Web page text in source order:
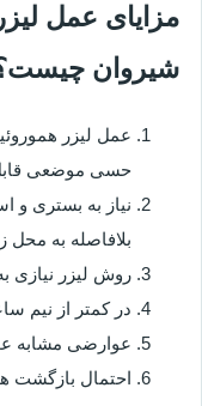
مزایای عمل
شیروان
عمل لیزر
حسی موضعی
نیاز به بستری و
بلافاصله به محل
روش لیزر نیازی
در کمتر از نیم
عوارضی مشابه
احتمال بازگشت